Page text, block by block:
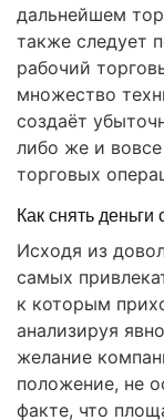
дальнейшем
также следует
рабочий
множество
создаёт
либо же и
торговых
Как снять деньги
Исходя из
самых
к которым
анализируя
желание
положение, не
факте, что